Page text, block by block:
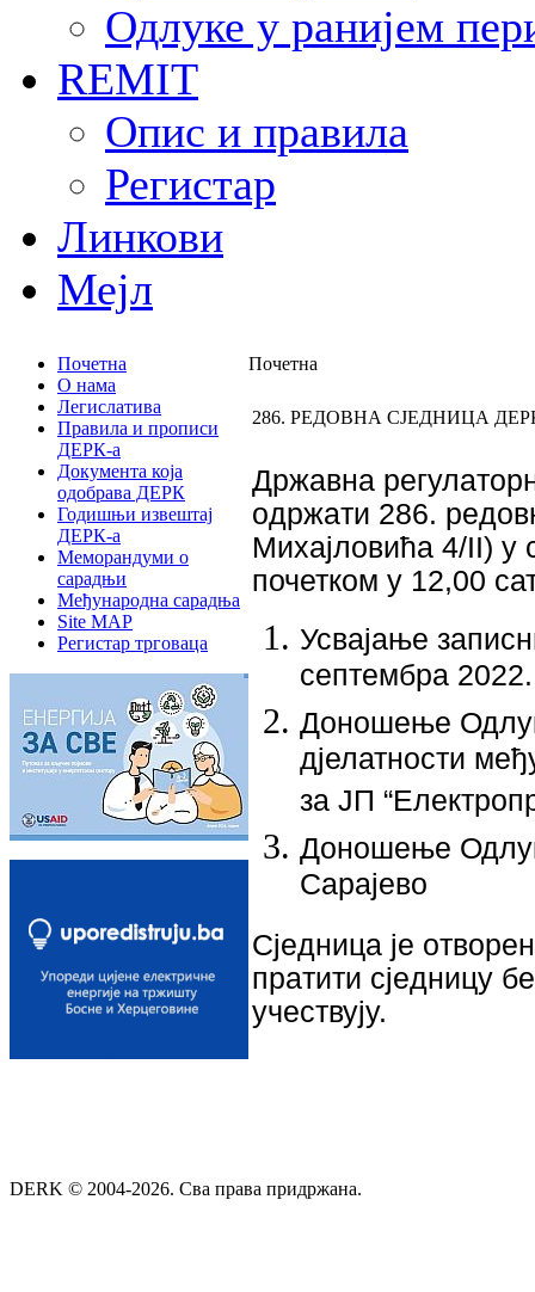
Одлуке у ранијем
REMIT
Опис и правила
Регистар
Линкови
Мејл
Почетна
О нама
Легислатива
Правила и прописи
ДЕРК-а
Документа која
одобрава ДЕРК
Годишњи извештај
ДЕРК-а
Меморандуми о
сарадњи
Међународна сарадња
Site MAP
Регистар трговаца
Почетна
286. РЕДОВНА СЈЕДНИЦА
Држaвнa
oдржaти 286.
Mихajлoвићa 4/II) у
почетком у 12,00
Усвајање
септембра
Доношење
дјелатности
за ЈП
Доношење
Сарајево
Сjeдницa je
прaтити сjeдницу
учeствуjу.
DERK © 2004-2026. Сва права придржана.